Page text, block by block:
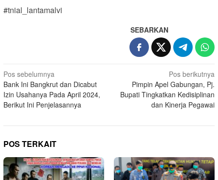
#tnial_lantamalvi
SEBARKAN
Navigasi
pos
Pos sebelumnya
Bank Ini Bangkrut dan Dicabut
Izin Usahanya Pada April 2024,
Berikut Ini Penjelasannya
Pos berikutnya
Pimpin Apel Gabungan, Pj.
Bupati Tingkatkan Kedisiplinan
dan Kinerja Pegawai
POS TERKAIT